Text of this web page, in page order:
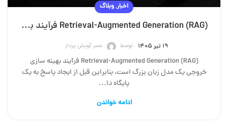
اخبار,وبلاگ
Retrieval-Augmented Generation (RAG) فرآیند بهینه سازی خروجی مدل زبان بزرگ
۱۹ تیر ۱۴۰۵ توسط عصر گویش پرداز
Retrieval-Augmented Generation (RAG) فرآیند بهینه سازی
خروجی یک مدل زبان بزرگ است، بنابراین قبل از ایجاد پاسخ به یک
پایگاه دا...
ادامه خواندن